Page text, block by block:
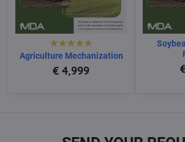
Agriculture Mechanization
€ 4,999